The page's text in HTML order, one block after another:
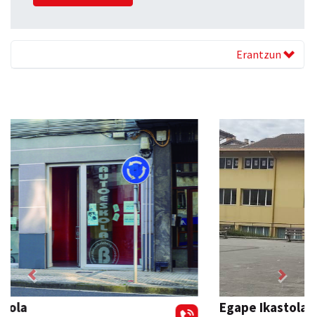
Erantzun
Egape Ikastola
Previous Next